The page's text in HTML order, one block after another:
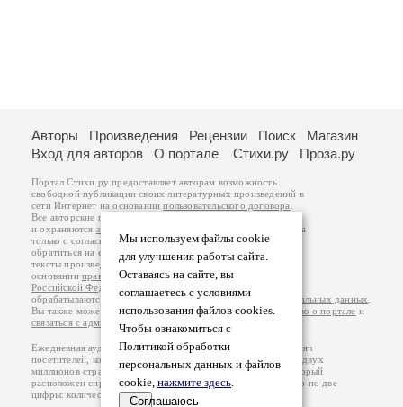
Мы используем файлы cookie
для улучшения работы сайта.
Оставаясь на сайте, вы
соглашаетесь с условиями
использования файлов cookies.
Чтобы ознакомиться с
Политикой обработки
персональных данных и файлов
cookie, нажмите здесь.
Соглашаюсь
Авторы Произведения Рецензии Поиск
Магазин
Вход для авторов
О портале Стихи.ру Проза.ру
Портал Стихи.ру предоставляет авторам возможность
свободной публикации своих литературных произведений в
сети Интернет на основаниипользовательского договора
Все авторские права на произведения принадлежат авторам
и охраняются законом
. Перепечатка произведений возможна
только с согласия его автора, к которому вы можете
обратиться на его авторской странице. Ответственность за
тексты произведений авторы несут самостоятельно на
основанииправил публикацииизаконодательства
Российской Федерации
обрабатываются на основанииПолитики обработки персональных данных
Вы также можете посмотреть более подробнуюинформацию о портале и
связаться с администрацией
Ежедневная аудитория портала Стихи.ру – порядка 200 тысяч
посетителей, которые в общей сумме просматривают более двух
миллионов страниц по данным счетчика посещаемости, который
расположен справа от этого текста. В каждой графе указано по две
цифры: количество просмотров и количество посетителей.